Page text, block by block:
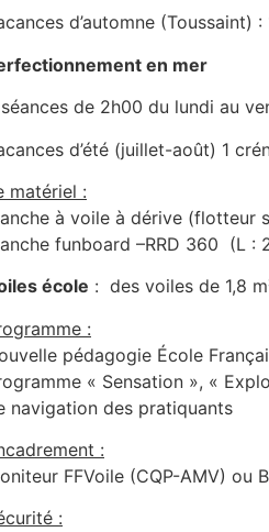
d’automne (Toussaint)
en mer
de 2h00 du lundi au
d’été (juillet-août) 1
matériel :
à voile à dérive (flotteur
funboard –RRD 360 (L :
école : des voiles de 1,8
:
pédagogie École
« Sensation », «
navigation des pratiquants
:
FFVoile (CQP-AMV) ou
: